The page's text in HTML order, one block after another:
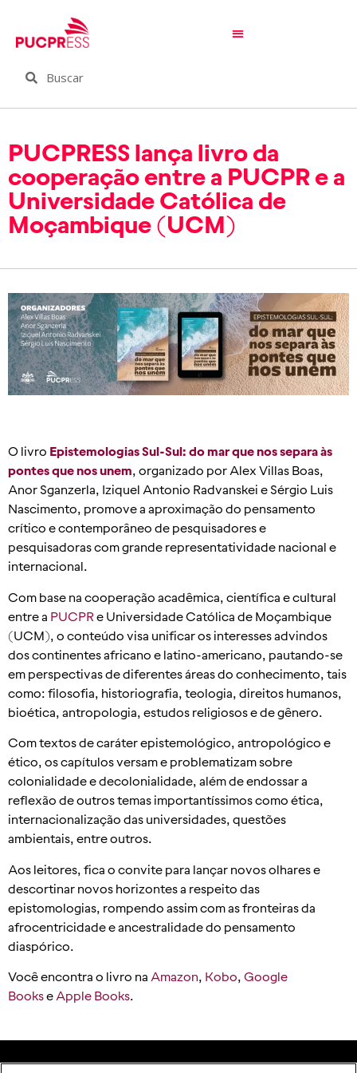
PUCPRESS lança livro da
cooperação entre a PUCPR e a
Universidade Católica de
Moçambique (UCM)
O livro Epistemologias Sul-Sul: do mar que nos separa às
pontes que nos unem, organizado por Alex Villas Boas,
Anor Sganzerla, Iziquel Antonio Radvanskei e Sérgio Luis
Nascimento, promove a aproximação do pensamento
crítico e contemporâneo de pesquisadores e
pesquisadoras com grande representatividade nacional e
internacional.
Com base na cooperação acadêmica, científica e cultural
entre a PUCPR e Universidade Católica de Moçambique
(UCM), o conteúdo visa unificar os interesses advindos
dos continentes africano e latino-americano, pautando-se
em perspectivas de diferentes áreas do conhecimento, tais
como: filosofia, historiografia, teologia, direitos humanos,
bioética, antropologia, estudos religiosos e de gênero.
Com textos de caráter epistemológico, antropológico e
ético, os capítulos versam e problematizam sobre
colonialidade e decolonialidade, além de endossar a
reflexão de outros temas importantíssimos como ética,
internacionalização das universidades, questões
ambientais, entre outros.
Aos leitores, fica o convite para lançar novos olhares e
descortinar novos horizontes a respeito das
epistomologias, rompendo assim com as fronteiras da
afrocentricidade e ancestralidade do pensamento
diaspórico.
Você encontra o livro na Amazon, Kobo, Google
Bookse Apple Books.